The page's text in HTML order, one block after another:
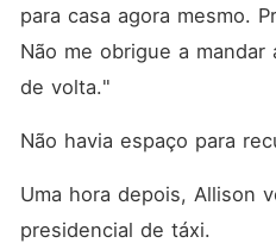
para casa agora mesmo.
Não me obrigue a
de volta."
Não havia espaço para
Uma hora depois, Allison
presidencial de táxi.